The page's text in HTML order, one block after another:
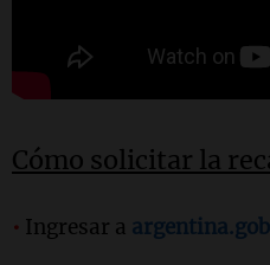
Cómo solicitar la
• Ingresar a